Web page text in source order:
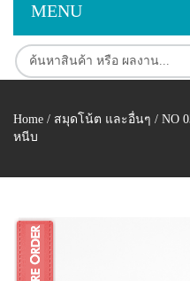
MENU
หน้าแรก
ปากกาพลาสติก
ปากกาตั้งโต๊ะ
ปากกา USB
สินค้าสต็อก
บทความ
เกี่ยวกับเรา
Home / สมุดโน้ต และอื่นๆ / NO
หนีบ